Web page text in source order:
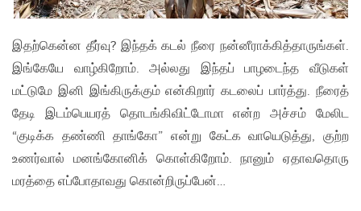
இதற்கென்ன தீர்வு? இந்தக் கடல் நீரை நன்னீராக்கித்தாருங்கள்.
இங்கேயே வாழ்கிறோம். அல்லது இந்தப் பாழடைந்த வீடுகள்
மட்டுமே இனி இங்கிருக்கும் என்கிறார் கடலைப் பார்த்து. நீரைத்
தேடி இடம்பெயரத் தொடங்கிவிட்டோமா என்ற அச்சம் மேலிட
“குடிக்க தண்ணி தாங்கோ” என்று கேட்க வாயெடுத்து, குற்ற
உணர்வால் மனங்கோனிக் கொள்கிறோம். நானும் ஏதாவதொரு
மரத்தை எப்போதாவது கொன்றிருப்பேன்…